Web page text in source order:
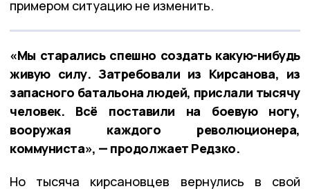
примером ситуацию не изменить.
«Мы старались спешно создать какую-нибудь
живую силу. Затребовали из Кирсанова, из
запасного батальона людей, прислали тысячу
человек. Всё поставили на боевую ногу,
вооружая каждого революционера,
коммуниста», — продолжает Редзко.
Но тысяча кирсановцев вернулись в свой